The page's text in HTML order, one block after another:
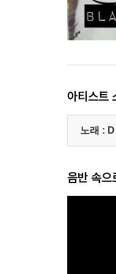
아티스트
노래 :
음반 속으